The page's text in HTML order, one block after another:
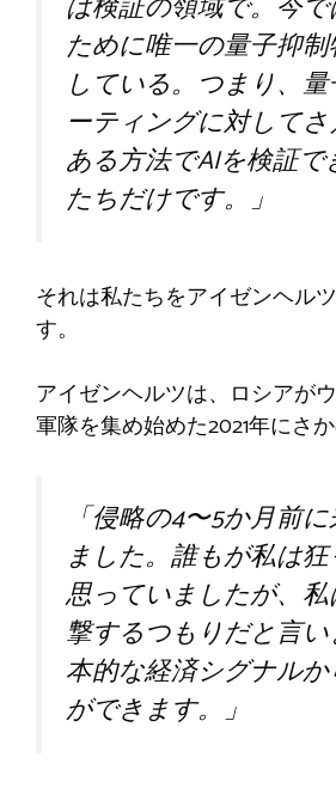
は検証の領域で。今
ために唯一の量子抑
している。つまり、
ーティングに対して
ある方法でAIを検証
たちだけです。」
それは私たちをアイゼンヘル
す。
アイゼンヘルツは、ロシアが
軍隊を集め始めた2021年にさか
「侵略の4〜5か月前
ました。誰もが私は
思っていましたが、
撃するつもりだと言
本的な経済シグナル
ができます。」